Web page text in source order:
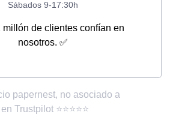
millón de clientes confían en
nosotros. ✅